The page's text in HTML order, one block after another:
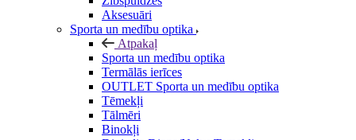
Aksesuāri
Sporta un medību optika
Atpakaļ
Sporta un medību optika
Termālās ierīces
OUTLET Sporta un medību optika
Tēmekļi
Tālmēri
Binokļi